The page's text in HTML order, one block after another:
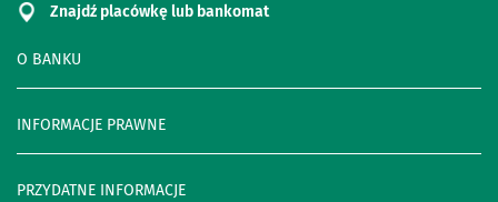
O BANKU
INFORMACJE PRAWNE
PRZYDATNE INFORMACJE
Znajdź placówkę lub bankomat